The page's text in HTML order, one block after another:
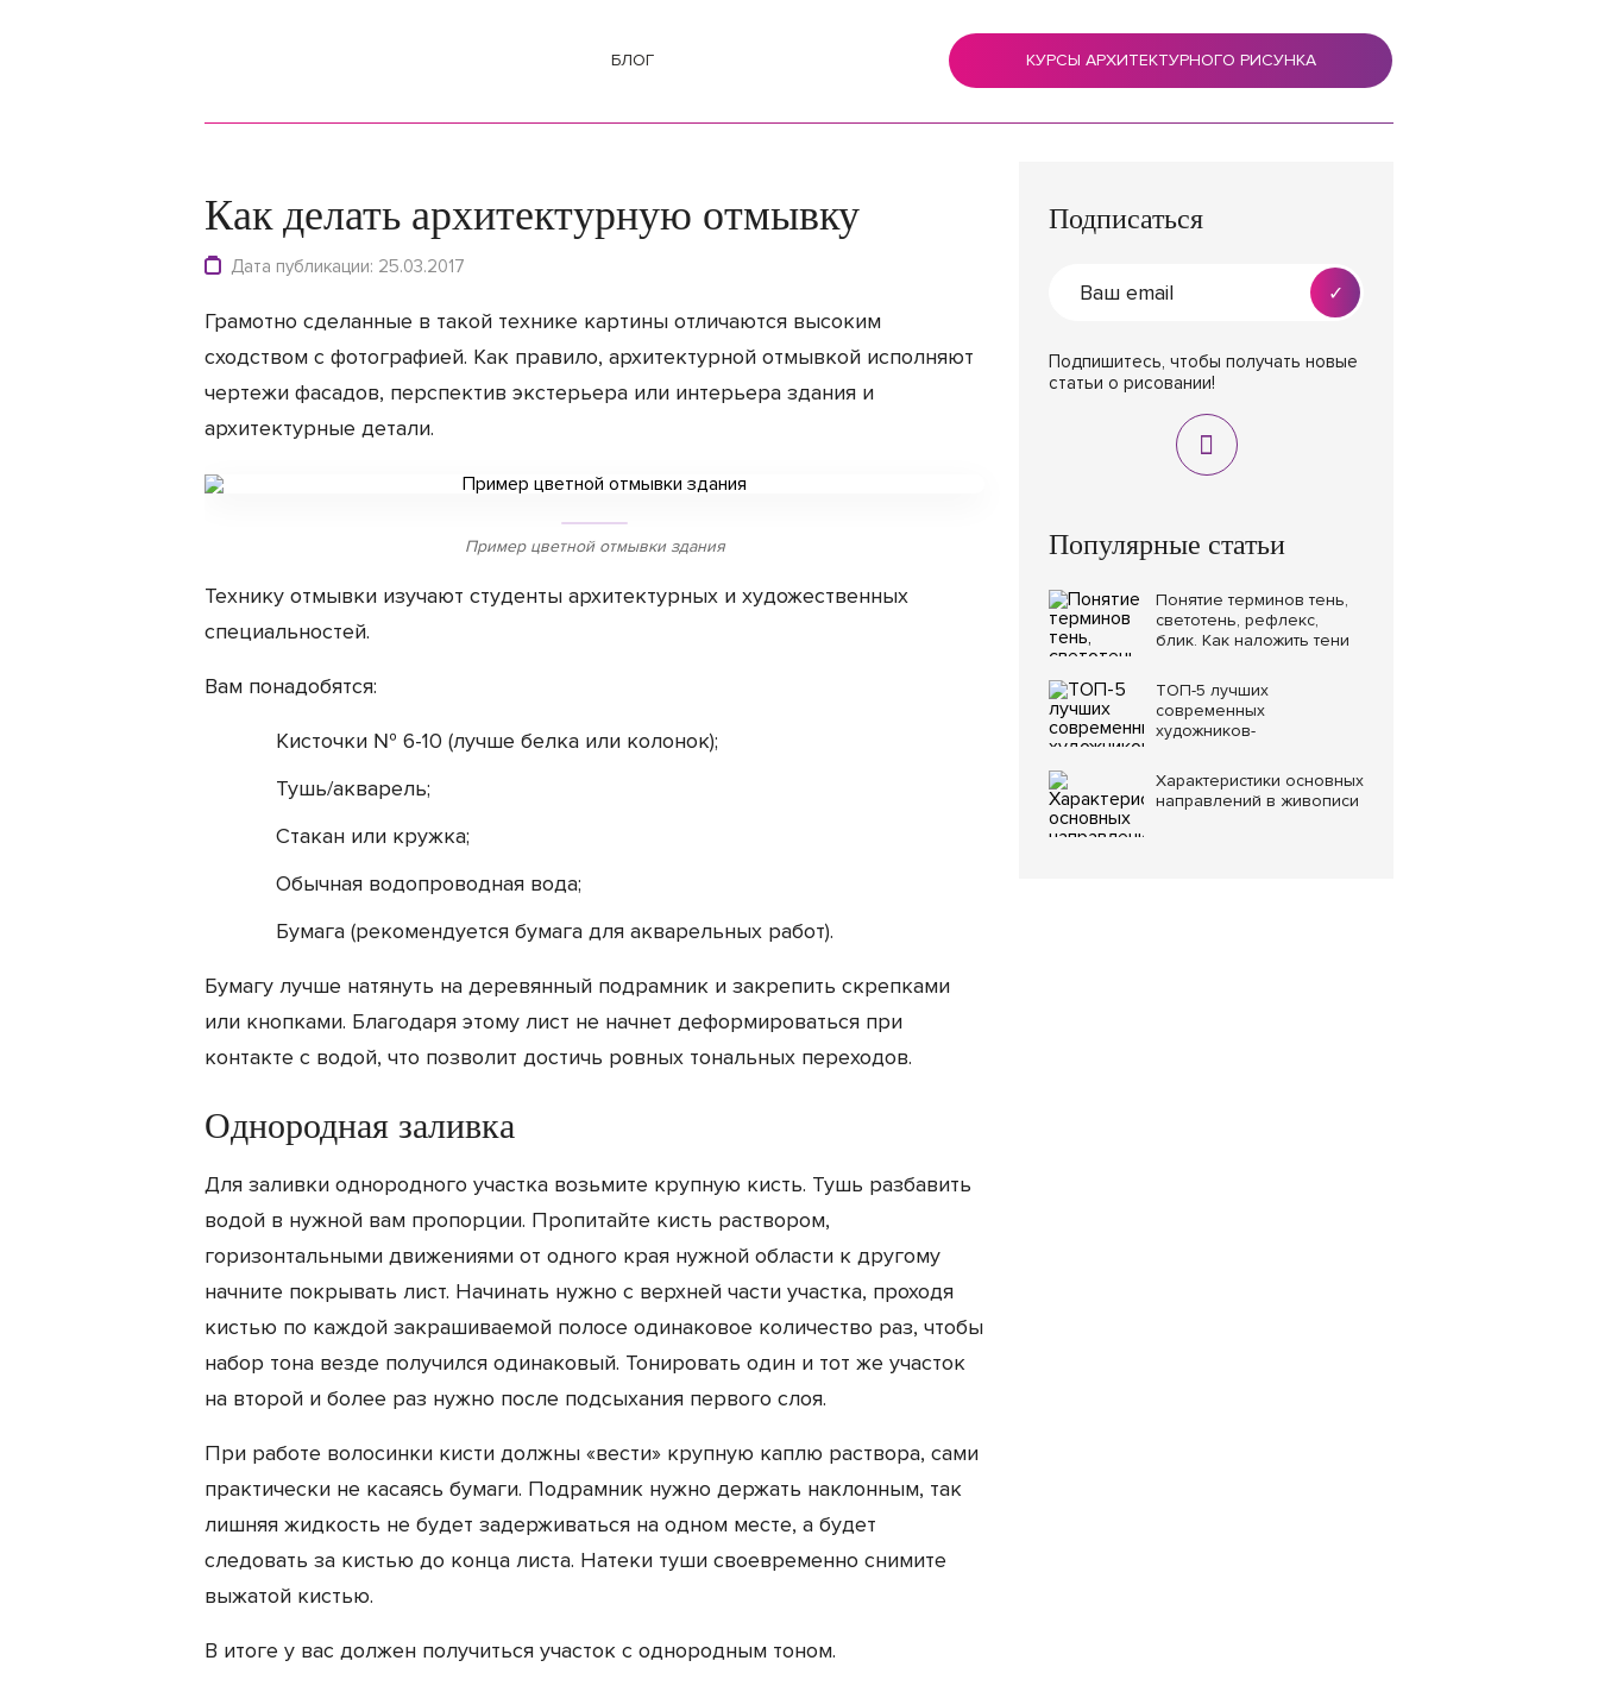
БЛОГ КУРСЫ АРХИТЕКТУРНОГО РИСУНКА
Как делать архитектурную отмывку
Дата публикации: 25.03.2017
Грамотно сделанные в такой технике картины отличаются высоким
сходством с фотографией. Как правило, архитектурной отмывкой исполняют
чертежи фасадов, перспектив экстерьера или интерьера здания и
архитектурные детали.
Пример цветной отмывки здания
Технику отмывки изучают студенты архитектурных и художественных
специальностей.
Вам понадобятся:
Кисточки № 6-10 (лучше белка или колонок);
Тушь/акварель;
Стакан или кружка;
Обычная водопроводная вода;
Бумага (рекомендуется бумага для акварельных работ).
Бумагу лучше натянуть на деревянный подрамник и закрепить скрепками
или кнопками. Благодаря этому лист не начнет деформироваться при
контакте с водой, что позволит достичь ровных тональных переходов.
Однородная заливка
Для заливки однородного участка возьмите крупную кисть. Тушь разбавить
водой в нужной вам пропорции. Пропитайте кисть раствором,
горизонтальными движениями от одного края нужной области к другому
начните покрывать лист. Начинать нужно с верхней части участка, проходя
кистью по каждой закрашиваемой полосе одинаковое количество раз, чтобы
набор тона везде получился одинаковый. Тонировать один и тот же участок
на второй и более раз нужно после подсыхания первого слоя.
При работе волосинки кисти должны «вести» крупную каплю раствора, сами
практически не касаясь бумаги. Подрамник нужно держать наклонным, так
лишняя жидкость не будет задерживаться на одном месте, а будет
следовать за кистью до конца листа. Натеки туши своевременно снимите
выжатой кистью.
В итоге у вас должен получиться участок с однородным тоном.
Подписаться
Подпишитесь, чтобы получать новые
статьи о рисовании!
Популярные статьи
Понятие терминов тень,
светотень, рефлекс,
блик. Как наложить тени
ТОП-5 лучших
современных
художников-
Характеристики основных
направлений в живописи